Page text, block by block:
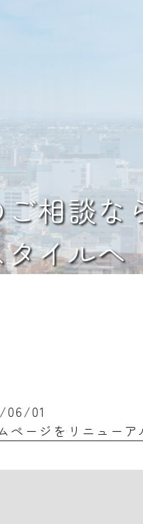
相談な
イルへ
06/01
ページをリニューア